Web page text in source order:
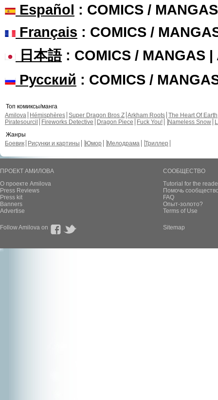
Español : COMICS /
Français : COMICS /
日本語: COMICS / MANGAS |
Русский : COMICS /
Топ комиксы/манга
Amilova
Hémisphères Super Dragon Bros Z Arkham Roots The Heart Of Earth
Piratesourcil
Fireworks Detective Dragon Piece Fuck You! Nameless Snow
Жанры
Боевик
Рисунки и картины Юмор Мелодрама Триллер
ПРОЕКТ АМИЛОВА
О проекте Amilova
Press Reviews
Press kit
Banners
Advertise
СООБЩЕСТВО
Tutorial for the
Помочь
FAQ
Опыт-золото?
Terms of Use
Follow Amilova on Sitemap